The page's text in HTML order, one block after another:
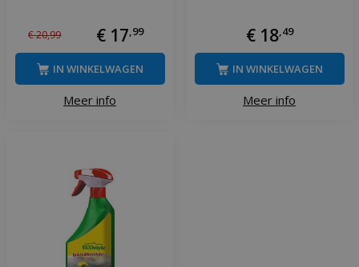
€20,99 € 17,99
Meer info
IN WINKELWAGEN
€ 18,49
Meer info
IN WINKELWAGEN